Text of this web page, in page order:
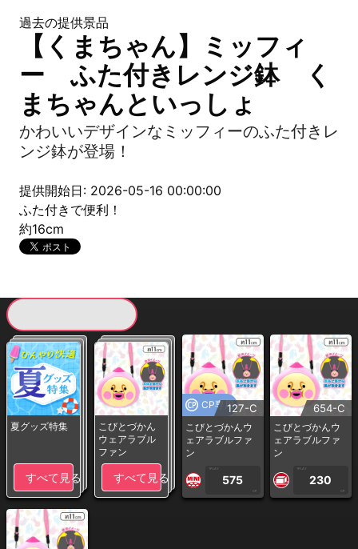
過去の提供景品
【くまちゃん】ミッフィ
ー ふた付きレンジ鉢 く
まちゃんといっしょ
かわいいデザインなミッフィーのふた付きレ
ンジ鉢が登場！
提供開始日: 2026-05-16 00:00:00
ふた付きで便利！
約16cm
夏グッズ特集
すべて見る
こびとづかん
ウェアラブル
ファン
すべて見る
CP専用127-C
こびとづかんウ
ェアラブルファ
ン
1PLAY
575
CP
654-C
こびとづかんウ
ェアラブルファ
ン
1PLAY
230
CP